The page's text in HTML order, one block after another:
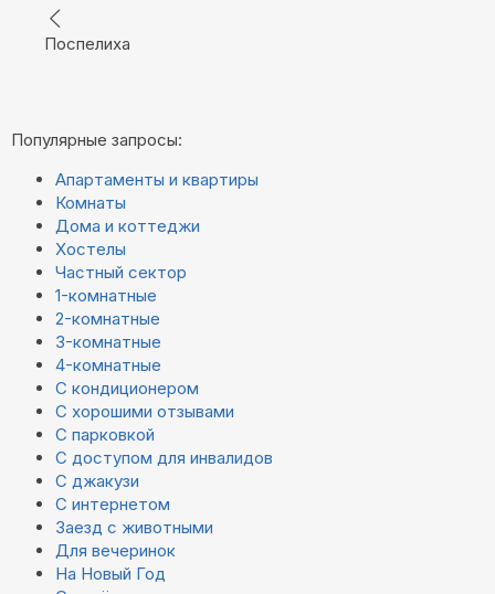
Поспелиха
Популярные запросы:
Апартаменты и квартиры
Комнаты
Дома и коттеджи
Хостелы
Частный сектор
1-комнатные
2-комнатные
3-комнатные
4-комнатные
С кондиционером
С хорошими отзывами
С парковкой
С доступом для инвалидов
С джакузи
С интернетом
Заезд с животными
Для вечеринок
На Новый Год